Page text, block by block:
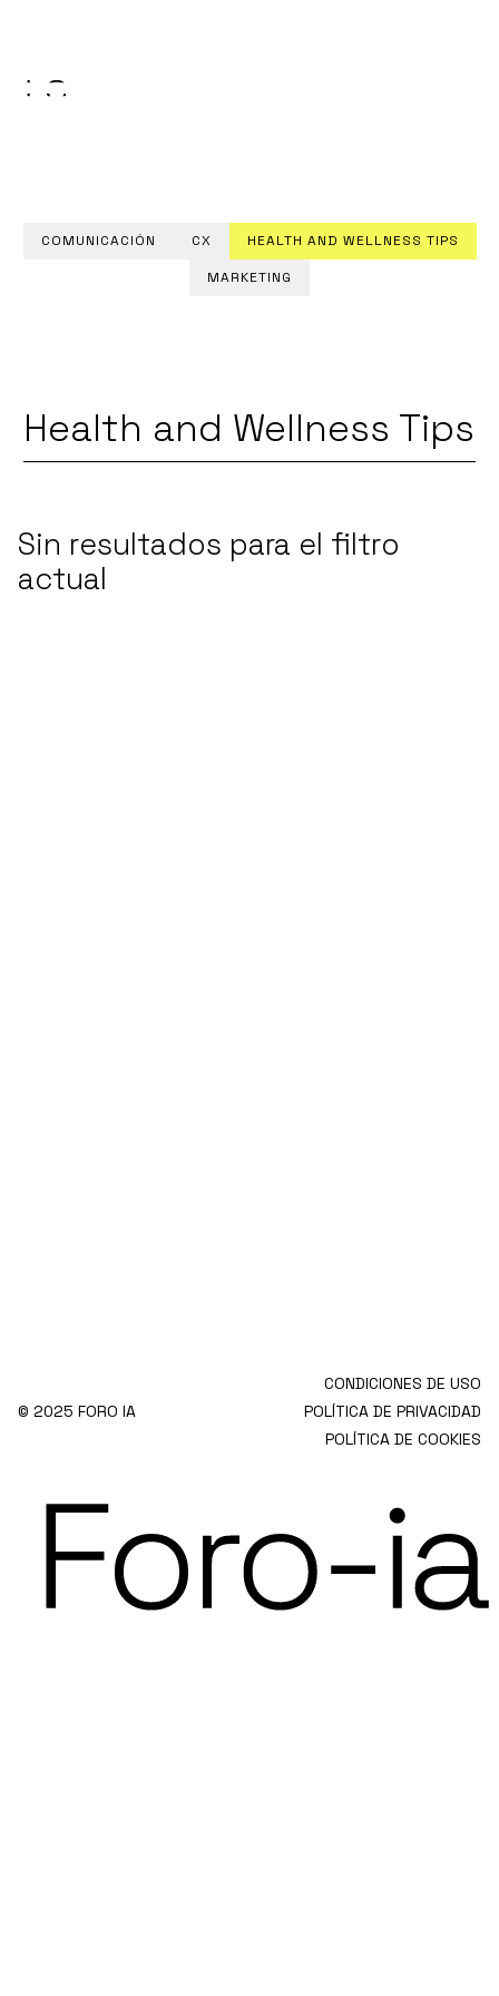
COMUNICACIÓN CX HEALTH AND WELLNESS TIPS
MARKETING
Health and Wellness Tips
Sin resultados para el filtro
actual
© 2025 FORO IA
CONDICIONES DE USO
POLÍTICA DE PRIVACIDAD
POLÍTICA DE COOKIES